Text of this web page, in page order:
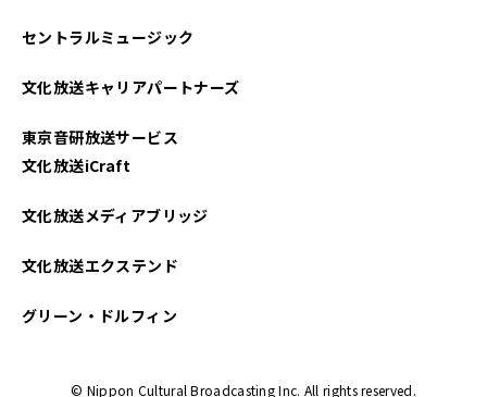
セントラルミュージック
文化放送キャリアパートナーズ
東京音研放送サービス
文化放送iCraft
文化放送メディアブリッジ
文化放送エクステンド
グリーン・ドルフィン
© Nippon Cultural Broadcasting Inc. All rights reserved.